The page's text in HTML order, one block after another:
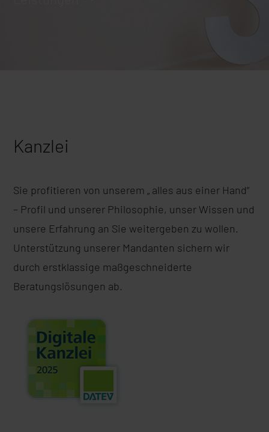
Kanzlei
Sie profitieren von unserem „ alles aus einer Hand“
– Profil und unserer Philosophie, unser Wissen und
unsere Erfahrung an Sie weitergeben zu wollen.
Unterstützung unserer Mandanten sichern wir
durch erstklassige maßgeschneiderte
Beratungslösungen ab.